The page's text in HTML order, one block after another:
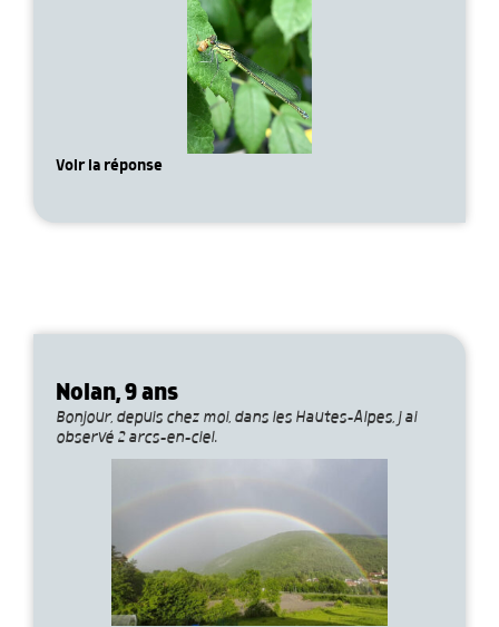
Voir la réponse
Nolan, 9 ans
Bonjour, depuis chez moi, dans les Hautes-Alpes, j ai
observé 2 arcs-en-ciel.